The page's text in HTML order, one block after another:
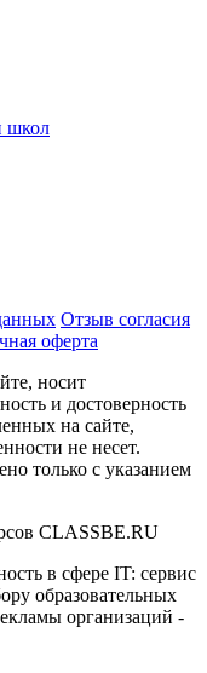
Отзыв согласия
оферта
носит
и достоверность
на сайте,
не несет.
только с указанием
CLASSBE.RU
в сфере IT: сервис
образовательных
организаций -